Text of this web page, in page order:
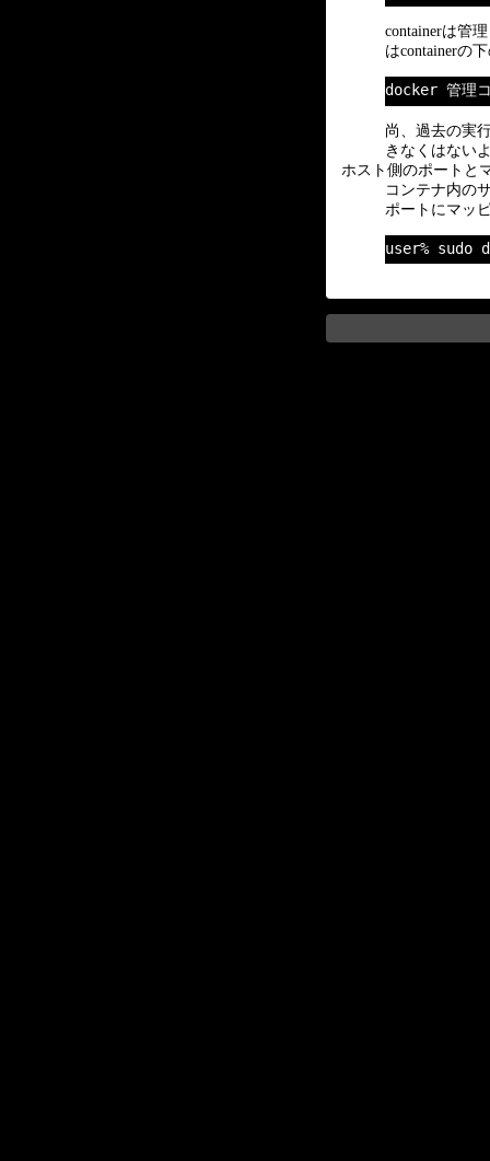
containerは管
はcontainerの
docker 管理
尚、過去の実
きなくはない
ホスト側のポートと
コンテナ内の
ポートにマッ
user% sudo